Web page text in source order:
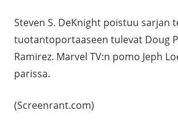
Steven S. DeKnight poistuu sarjan
tuotantoportaaseen tulevat Doug
Ramirez. Marvel TV:n pomo Jeph
parissa.
(Screenrant.com)